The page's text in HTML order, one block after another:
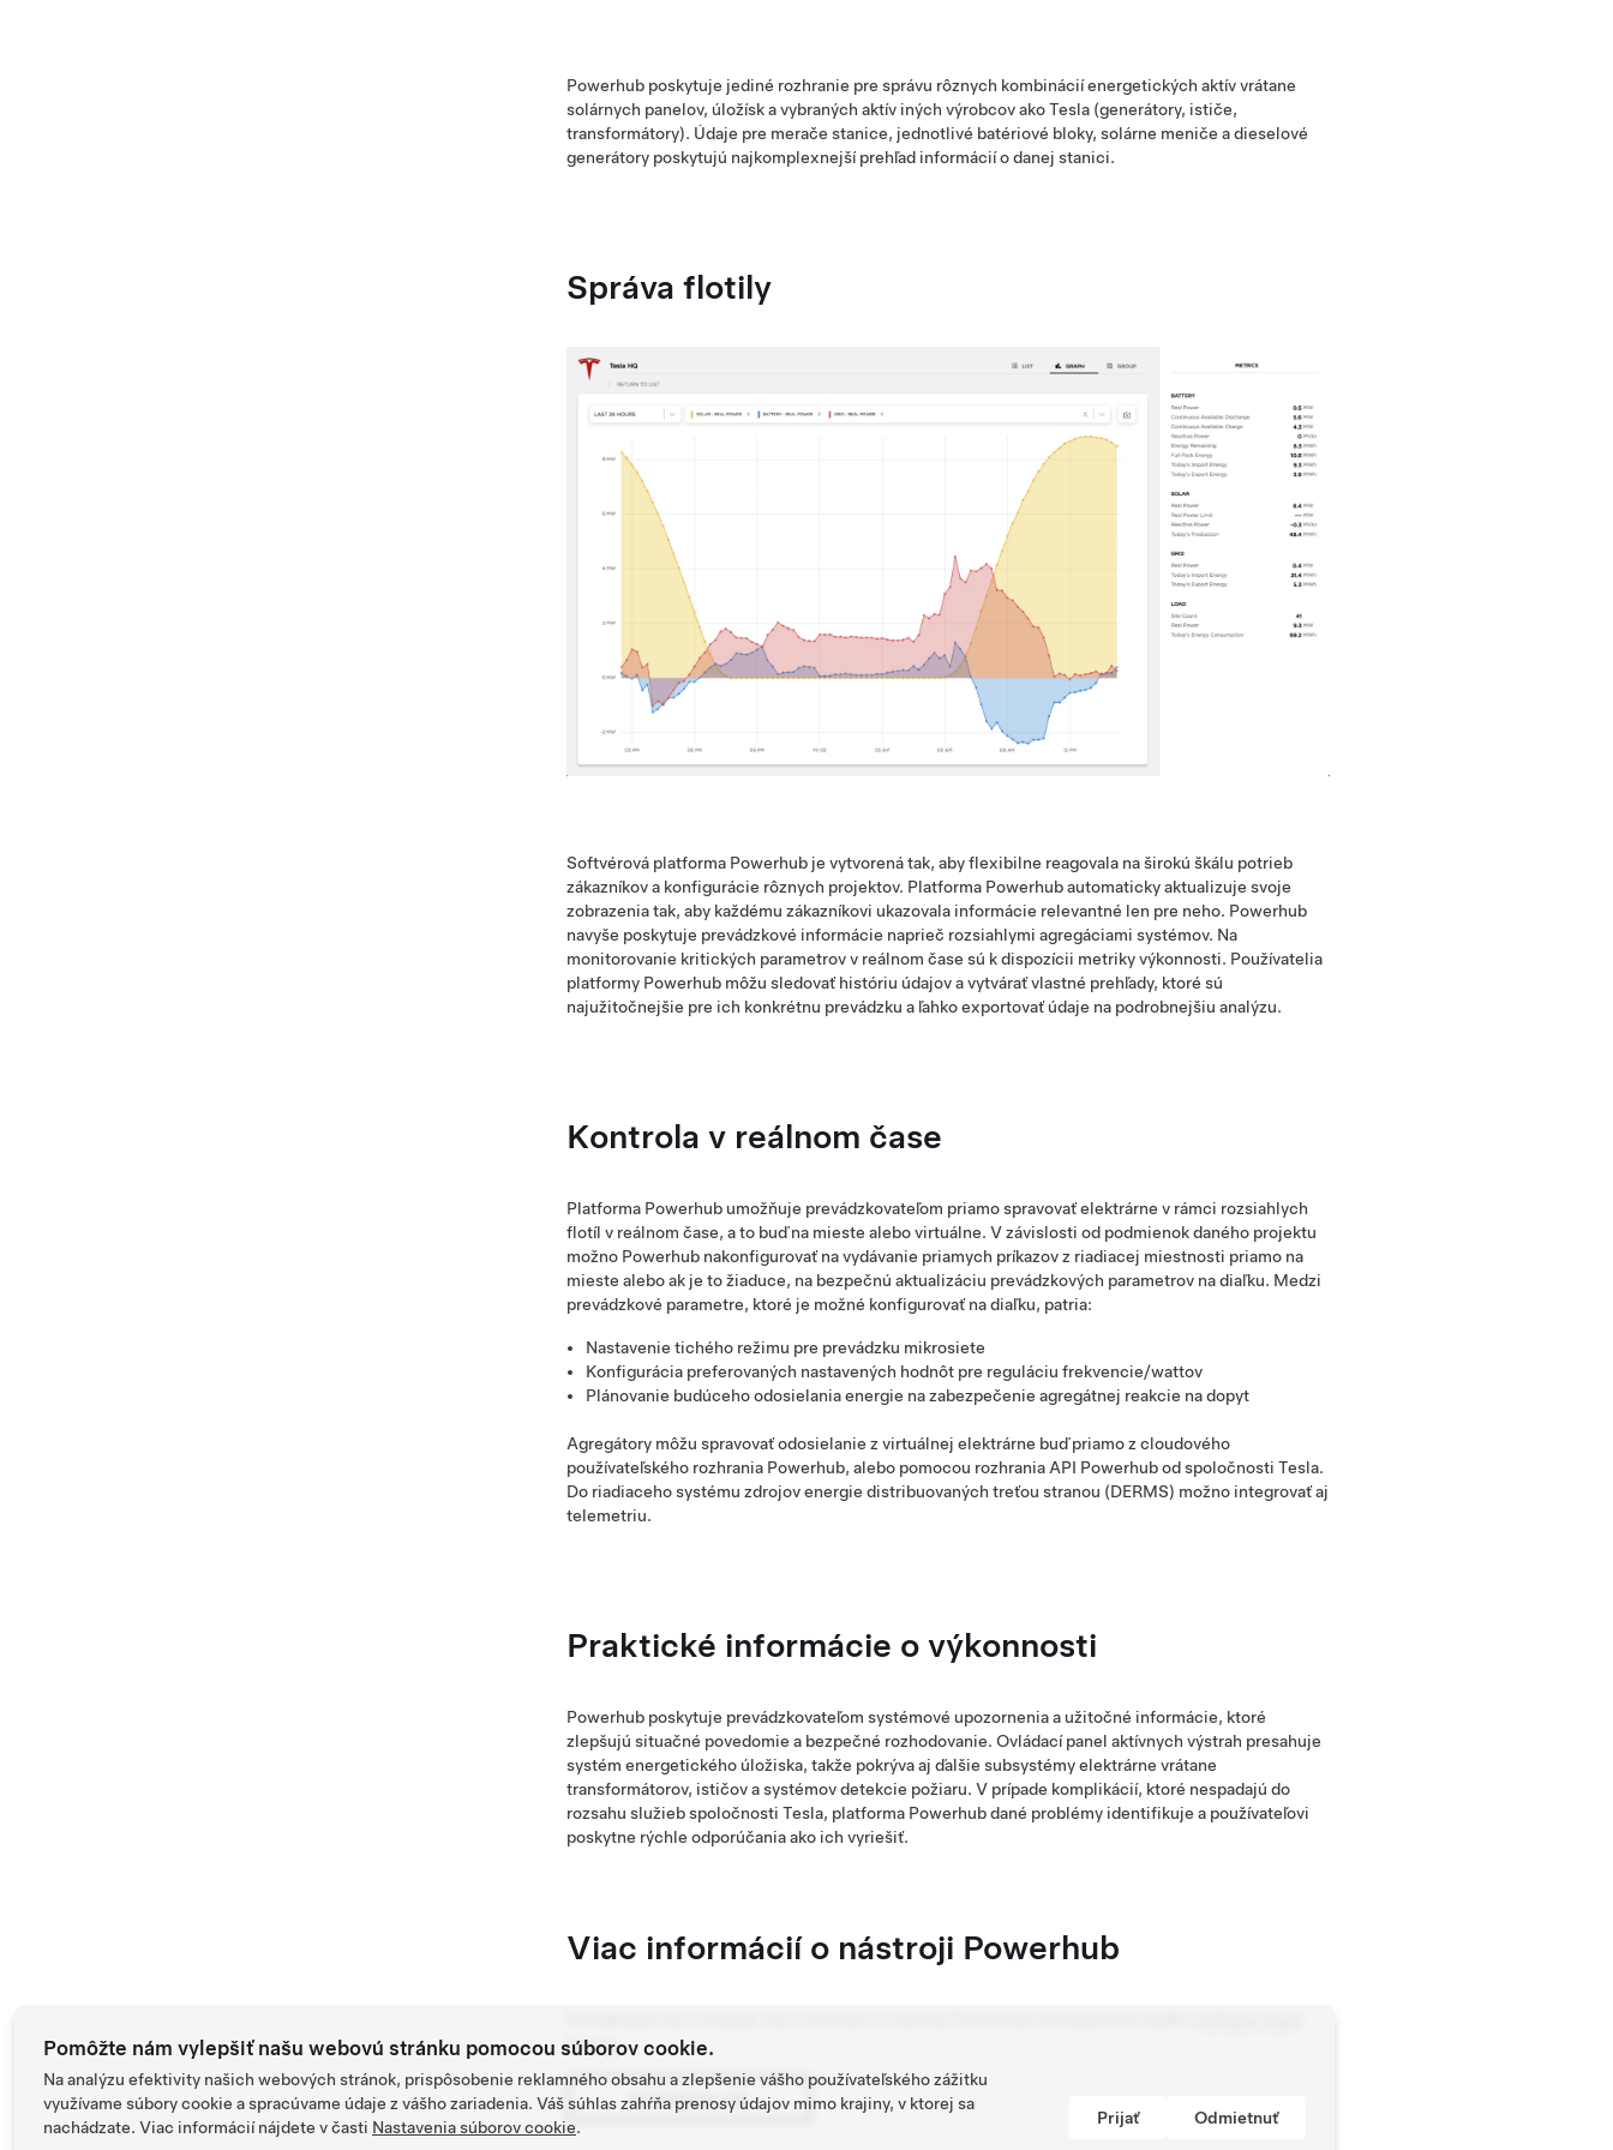
Powerhub poskytuje jediné rozhranie pre správu rôznych kombinácií energetických aktív vrátane
solárnych panelov, úložísk a vybraných aktív iných výrobcov ako Tesla (generátory, ističe,
transformátory). Údaje pre merače stanice, jednotlivé batériové bloky, solárne meniče a dieselové
generátory poskytujú najkomplexnejší prehľad informácií o danej stanici.
Správa flotily
Softvérová platforma Powerhub je vytvorená tak, aby flexibilne reagovala na širokú škálu potrieb
zákazníkov a konfigurácie rôznych projektov. Platforma Powerhub automaticky aktualizuje svoje
zobrazenia tak, aby každému zákazníkovi ukazovala informácie relevantné len pre neho. Powerhub
navyše poskytuje prevádzkové informácie naprieč rozsiahlymi agregáciami systémov. Na
monitorovanie kritických parametrov v reálnom čase sú k dispozícii metriky výkonnosti. Používatelia
platformy Powerhub môžu sledovať históriu údajov a vytvárať vlastné prehľady, ktoré sú
najužitočnejšie pre ich konkrétnu prevádzku a ľahko exportovať údaje na podrobnejšiu analýzu.
Kontrola v reálnom čase
Platforma Powerhub umožňuje prevádzkovateľom priamo spravovať elektrárne v rámci rozsiahlych
flotíl v reálnom čase, a to buď na mieste alebo virtuálne. V závislosti od podmienok daného projektu
možno Powerhub nakonfigurovať na vydávanie priamych príkazov z riadiacej miestnosti priamo na
mieste alebo ak je to žiaduce, na bezpečnú aktualizáciu prevádzkových parametrov na diaľku. Medzi
prevádzkové parametre, ktoré je možné konfigurovať na diaľku, patria:
Nastavenie tichého režimu pre prevádzku mikrosiete
Konfigurácia preferovaných nastavených hodnôt pre reguláciu frekvencie/wattov
Plánovanie budúceho odosielania energie na zabezpečenie agregátnej reakcie na dopyt
Agregátory môžu spravovať odosielanie z virtuálnej elektrárne buď priamo z cloudového
používateľského rozhrania Powerhub, alebo pomocou rozhrania API Powerhub od spoločnosti Tesla.
Do riadiaceho systému zdrojov energie distribuovaných treťou stranou (DERMS) možno integrovať aj
telemetriu.
Praktické informácie o výkonnosti
Powerhub poskytuje prevádzkovateľom systémové upozornenia a užitočné informácie, ktoré
zlepšujú situačné povedomie a bezpečné rozhodovanie. Ovládací panel aktívnych výstrah presahuje
systém energetického úložiska, takže pokrýva aj ďalšie subsystémy elektrárne vrátane
transformátorov, ističov a systémov detekcie požiaru. V prípade komplikácií, ktoré nespadajú do
rozsahu služieb spoločnosti Tesla, platforma Powerhub dané problémy identifikuje a používateľovi
poskytne rýchle odporúčania ako ich vyriešiť.
Viac informácií o nástroji Powerhub
Energy.
Kontaktujte nás
Pomôžte nám vylepšiť našu webovú stránku pomocou súborov cookie.
Na analýzu efektivity našich webových stránok, prispôsobenie reklamného obsahu a zlepšenie vášho používateľského zážitku
využívame súbory cookie a spracúvame údaje z vášho zariadenia. Váš súhlas zahŕňa prenosy údajov mimo krajiny, v ktorej sa
nachádzate. Viac informácií nájdete v časti Nastavenia súborov cookie. Prijať Odmietnuť